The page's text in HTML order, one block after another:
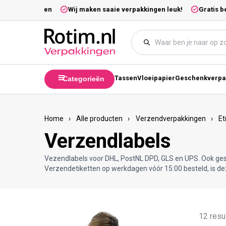
Meteen naar de content
verzonden Wij maken saaie verpakkingen leuk! Gratis
Categorieën TassenVloeipapier
Home › Alle producten › Verzendverpakkingen ›
Verzendlabels
Vezendlabels voor DHL, PostNL DPD, GLS en UPS. Ook
Verzendetiketten op werkdagen vóór 15:00 besteld, is
12